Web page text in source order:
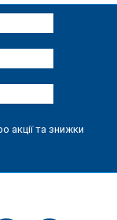
акції та знижки